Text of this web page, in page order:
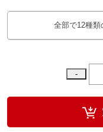
全部で12種類